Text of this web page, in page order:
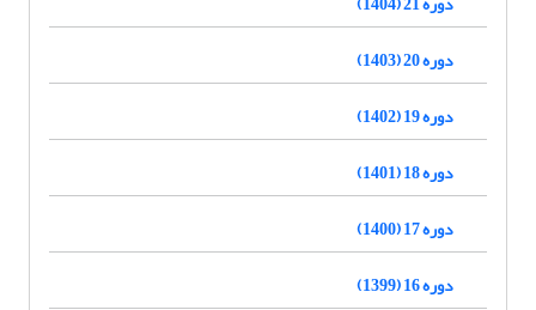
دوره 20 (1403)
دوره 19 (1402)
دوره 18 (1401)
دوره 17 (1400)
دوره 16 (1399)